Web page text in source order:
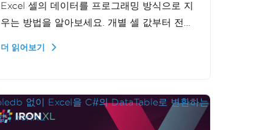
Excel 셀의 데이터를 프로그래밍 방식으로 지
우는 방법을 알아보세요. 개별 셀 값부터 전체
더 읽어보기